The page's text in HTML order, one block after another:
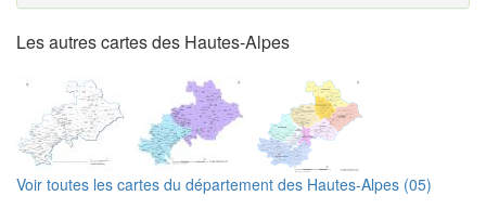
Les autres cartes des Hautes-Alpes
Voir toutes les cartes du département des Hautes-Alpes (05)